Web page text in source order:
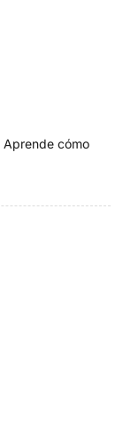
Aprende cómo